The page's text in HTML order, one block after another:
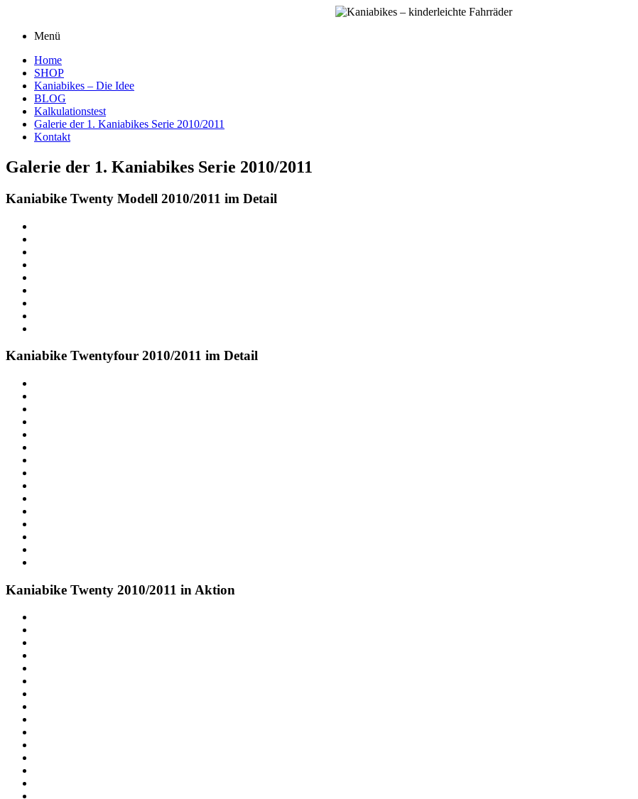
Menü
Home
SHOP
Kaniabikes – Die Idee
BLOG
Kalkulationstest
Galerie der 1. Kaniabikes Serie 2010/2011
Kontakt
Galerie der 1. Kaniabikes Serie 2010/2011
Kaniabike Twenty Modell 2010/2011 im Detail
Kaniabike Twentyfour 2010/2011 im Detail
Kaniabike Twenty 2010/2011 in Aktion